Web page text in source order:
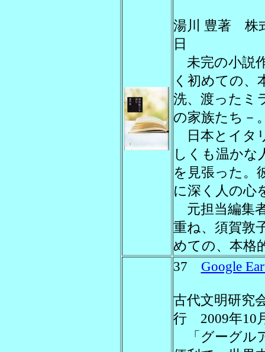
湯川 豊著 株
日
未完の小説
く初めての、
洗、渡ったミ
の家族たち－
日本とイタ
しくも温かな
を見張った。
に深く人の心
元担当編集
重ね、須賀敦
めての、本格
37 Google
古代文明研究
行 2009年10
「グーグル